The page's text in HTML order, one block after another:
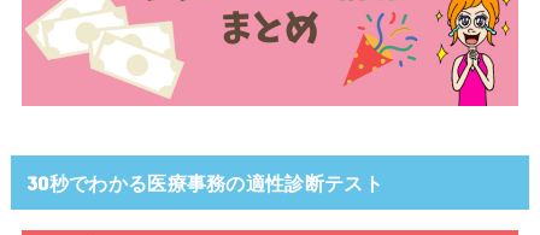
30秒でわかる医療事務の適性診断テスト